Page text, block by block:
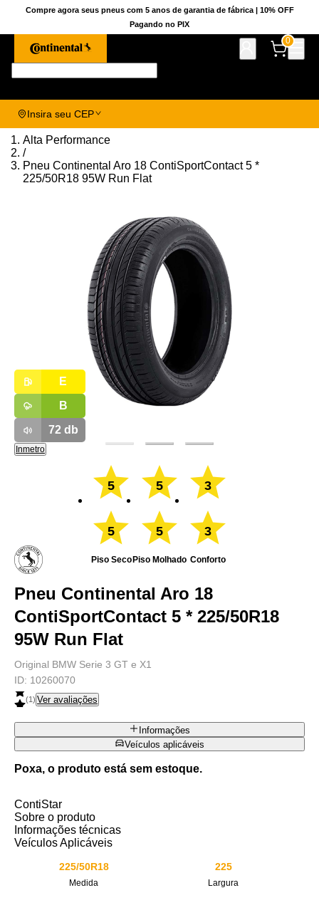
Compre agora seus pneus com 5 anos de garantia de fábrica | 10% OFF
Pagando no PIX
0
Insira seu CEP
Alta Performance
/
Pneu Continental Aro 18 ContiSportContact 5 *
225/50R18 95W Run Flat
E
B
72db
Inmetro
5
5
Piso Seco
5
5
Piso Molhado
3
3
Conforto
Pneu Continental Aro 18
ContiSportContact 5 * 225/50R18
95W Run Flat
Original BMW Serie 3 GT e X1
ID: 10260070
(1) Ver avaliações
Informações
Veículos aplicáveis
Poxa, o produto está sem estoque.
ContiStar
Sobre o produto
Informações técnicas
Veículos Aplicáveis
225/50R18
Medida
225
Largura